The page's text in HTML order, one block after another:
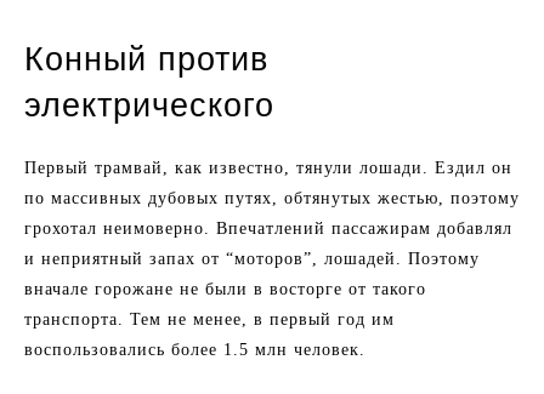
Конный против
электрического
Первый трамвай, как известно, тянули лошади. Ездил он
по массивных дубовых путях, обтянутых жестью, поэтому
грохотал неимоверно. Впечатлений пассажирам добавлял
и неприятный запах от “моторов”, лошадей. Поэтому
вначале горожане не были в восторге от такого
транспорта. Тем не менее, в первый год им
воспользовались более 1.5 млн человек.